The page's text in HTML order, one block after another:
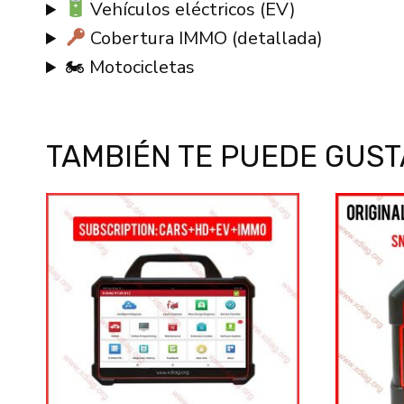
Vehículos eléctricos (EV)
Cobertura IMMO (detallada)
🏍 Motocicletas
TAMBIÉN TE PUEDE